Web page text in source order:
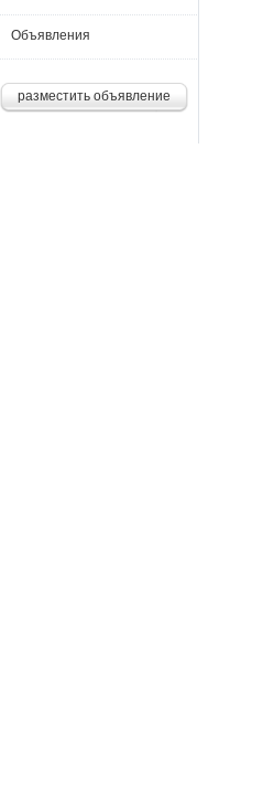
Объявления
разместить объявление